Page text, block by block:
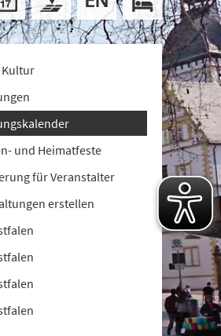
und Heimatfeste
für Veranstalter
erstellen